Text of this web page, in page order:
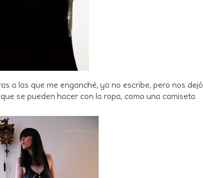
a las que me enganché, ya no escribe, pero nos dejó
se pueden hacer con la ropa, como una camiseta